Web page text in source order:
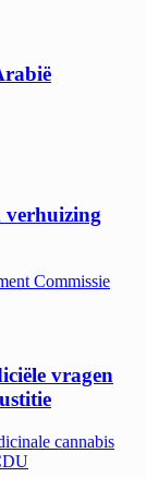
verhuizing
vragen